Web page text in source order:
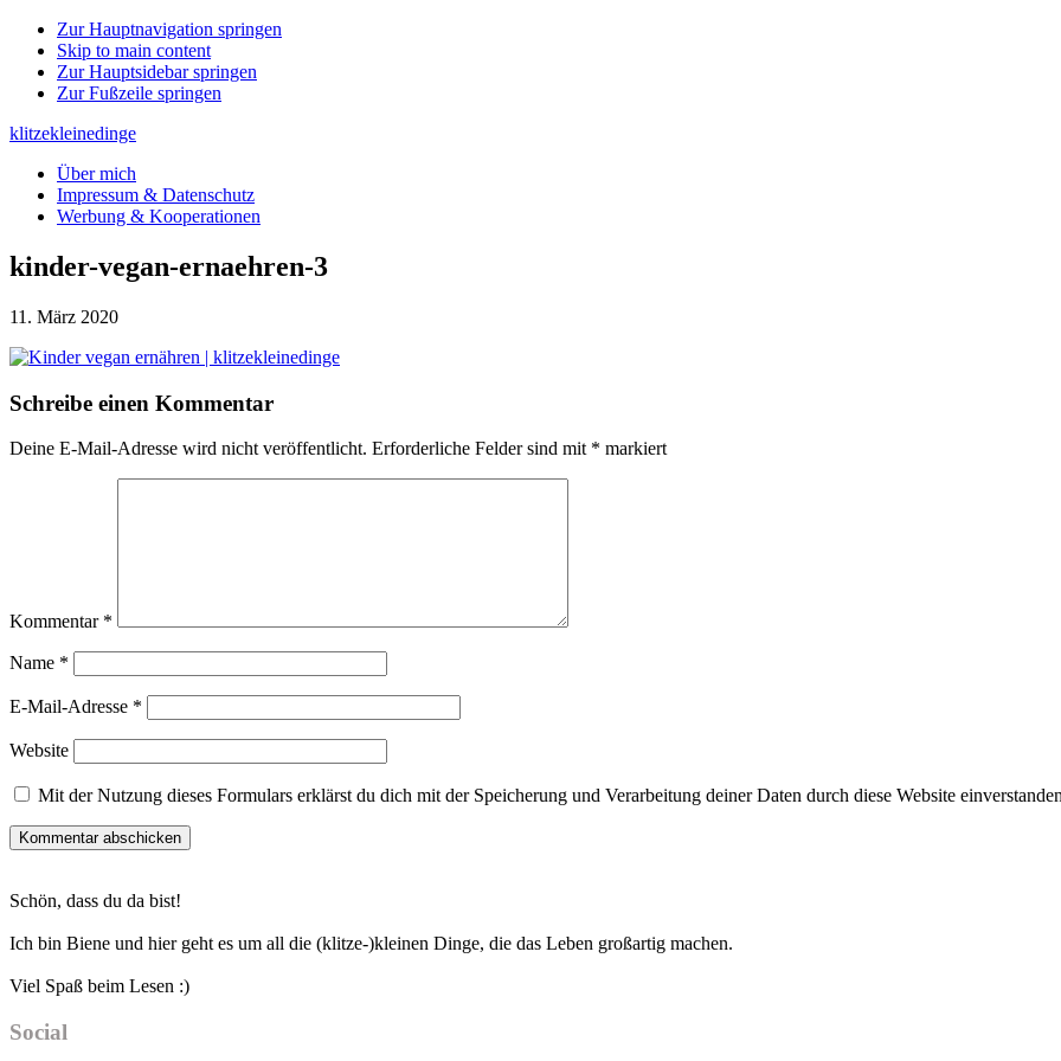
Zur Hauptnavigation springen
Skip to main content
Zur Hauptsidebar springen
Zur Fußzeile springen
klitzekleinedinge
Über mich
Impressum & Datenschutz
Werbung & Kooperationen
kinder-vegan-ernaehren-3
11. März 2020
Leser-
Schreibe einen Kommentar
Deine E-Mail-Adresse wird nicht veröffentlicht. Erforderliche Felder sind mit * markiert
Kommentar *
Name *
E-Mail-Adresse *
Website
Mit der Nutzung dieses Formulars erklärst du dich mit der Speicherung und Verarbeitung deiner Daten durch diese Website
Sidebar
Schön, dass du da bist!
Ich bin Biene und hier geht es um all die (klitze-)kleinen Dinge, die das Leben großartig machen.
Viel Spaß beim Lesen :)
Social